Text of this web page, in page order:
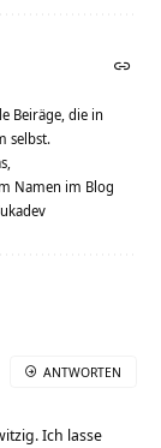
Beiräge, die in
selbst.
Namen im Blog
Ich lasse
ANTWORTEN